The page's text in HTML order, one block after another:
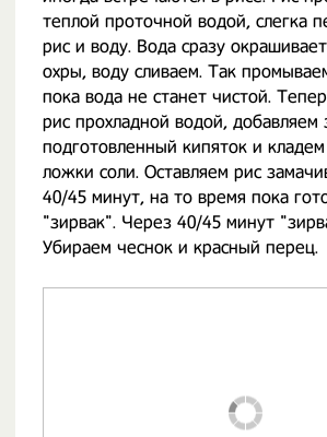
теплой проточной водой, слегка
рис и воду. Вода сразу
охры, воду сливаем. Так
пока вода не станет чистой.
рис прохладной водой, добавляем
подготовленный кипяток и
ложки соли. Оставляем рис
40/45 минут, на то время пока
"зирвак". Через 40/45 минут
Убираем чеснок и красный перец.